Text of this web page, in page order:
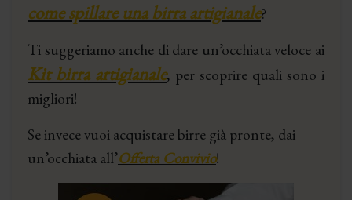
come spillare una birra artigianale?
Ti suggeriamo anche di dare un’occhiata veloce ai
Kit birra artigianale, per scoprire quali sono i
migliori!
Se invece vuoi acquistare birre già pronte, dai
un’occhiata all’Offerta Convivio!